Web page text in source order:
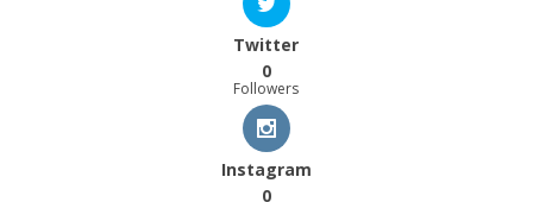
Twitter
0
Followers
Instagram
0